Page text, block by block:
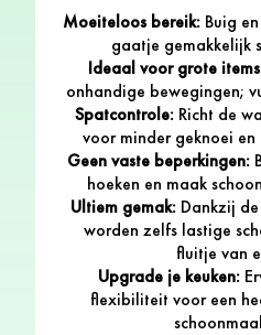
Moeiteloos bereik: Buig
gaatje gemakkelijk
Ideaal voor grote
onhandige bewegingen;
Spatcontrole:Richt de
voor minder geknoei
Geen vaste beperkingen:
hoeken en maak
Ultiem gemak: Dankzij
worden zelfs lastige
fluitje van
Upgrade je keuken:
flexibiliteit voor een